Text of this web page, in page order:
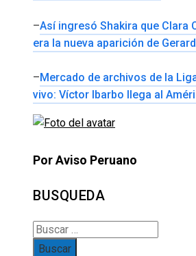
–Así ingresó Shakira que Clara
era la nueva aparición de
–Mercado de archivos de la
vivo: Víctor Ibarbo llega al
Por Aviso Peruano
BUSQUEDA
Buscar: